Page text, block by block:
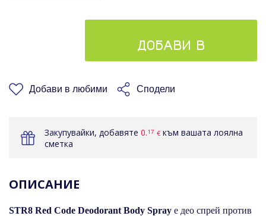
ДОБАВИ В
КОШНИЦАТА
Добави в любими Сподели
Закупувайки, добавяте 0.17 € към вашата лоялна
сметка
ОПИСАНИЕ
STR8 Red Code Deodorant Body Spray е део спрей против